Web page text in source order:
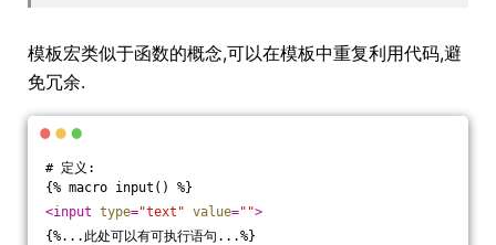
模板宏类似于函数的概念,可以在模板中重复利用代码,避
免冗余.
# 定义:
{% macro input() %}
<input type="text" value="">
{%...此处可以有可执行语句...%}